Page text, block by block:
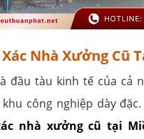
Nhà Xưởng Cũ
đầu tàu kinh tế của cả
công nghiệp dày
nhà xưởng cũ tại